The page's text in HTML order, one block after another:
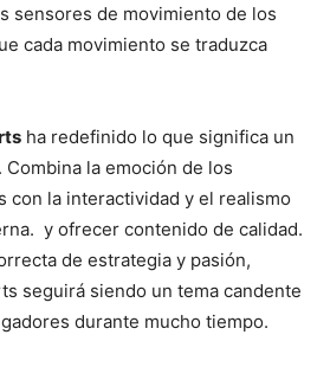
sensores de movimiento de los
cada movimiento se traduzca
ha redefinido lo que significa un
la emoción de los
con la interactividad y el realismo
y ofrecer contenido de calidad.
de estrategia y pasión,
seguirá siendo un tema candente
durante mucho tiempo.